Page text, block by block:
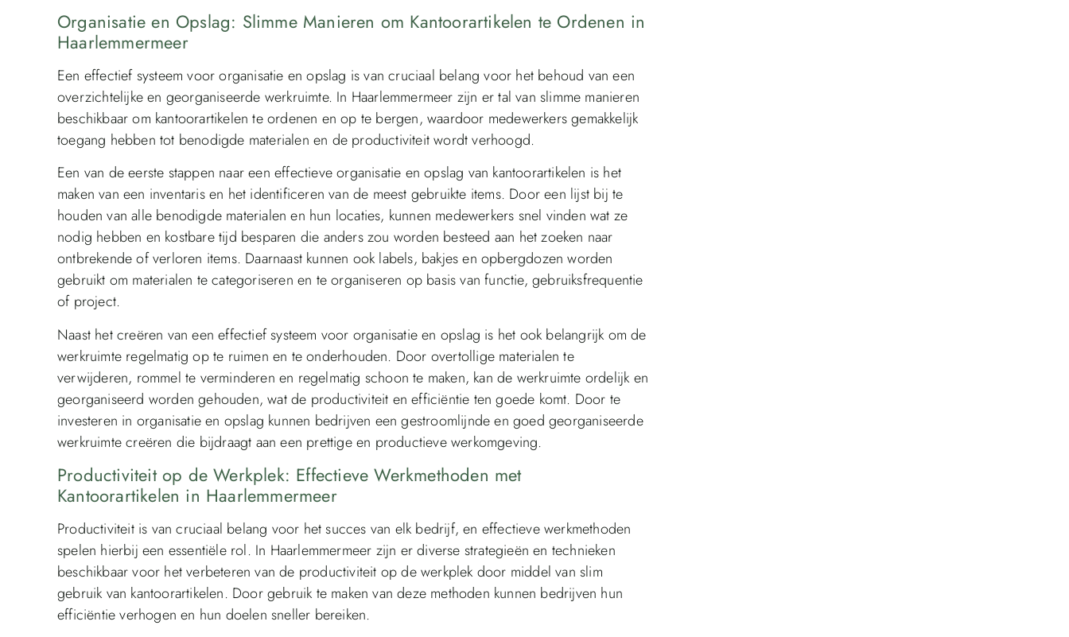
Organisatie en Opslag: Slimme Manieren om Kantoorartikelen te Ordenen in
Haarlemmermeer
Een effectief systeem voor organisatie en opslag is van cruciaal belang voor het behoud van een
overzichtelijke en georganiseerde werkruimte. In Haarlemmermeer zijn er tal van slimme manieren
beschikbaar om kantoorartikelen te ordenen en op te bergen, waardoor medewerkers gemakkelijk
toegang hebben tot benodigde materialen en de productiviteit wordt verhoogd.
Een van de eerste stappen naar een effectieve organisatie en opslag van kantoorartikelen is het
maken van een inventaris en het identificeren van de meest gebruikte items. Door een lijst bij te
houden van alle benodigde materialen en hun locaties, kunnen medewerkers snel vinden wat ze
nodig hebben en kostbare tijd besparen die anders zou worden besteed aan het zoeken naar
ontbrekende of verloren items. Daarnaast kunnen ook labels, bakjes en opbergdozen worden
gebruikt om materialen te categoriseren en te organiseren op basis van functie, gebruiksfrequentie
of project.
Naast het creëren van een effectief systeem voor organisatie en opslag is het ook belangrijk om de
werkruimte regelmatig op te ruimen en te onderhouden. Door overtollige materialen te
verwijderen, rommel te verminderen en regelmatig schoon te maken, kan de werkruimte ordelijk en
georganiseerd worden gehouden, wat de productiviteit en efficiëntie ten goede komt. Door te
investeren in organisatie en opslag kunnen bedrijven een gestroomlijnde en goed georganiseerde
werkruimte creëren die bijdraagt aan een prettige en productieve werkomgeving.
Productiviteit op de Werkplek: Effectieve Werkmethoden met
Kantoorartikelen in Haarlemmermeer
Productiviteit is van cruciaal belang voor het succes van elk bedrijf, en effectieve werkmethoden
spelen hierbij een essentiële rol. In Haarlemmermeer zijn er diverse strategieën en technieken
beschikbaar voor het verbeteren van de productiviteit op de werkplek door middel van slim
gebruik van kantoorartikelen. Door gebruik te maken van deze methoden kunnen bedrijven hun
efficiëntie verhogen en hun doelen sneller bereiken.